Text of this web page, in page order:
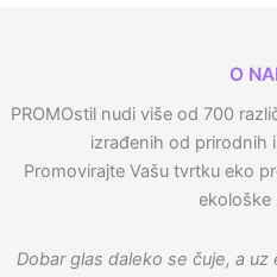
O
PROMOstil nudi više od 700
izrađenih od prirodnih
Promovirajte Vašu tvrtku eko
ekološke
Dobar glas daleko se čuje, a